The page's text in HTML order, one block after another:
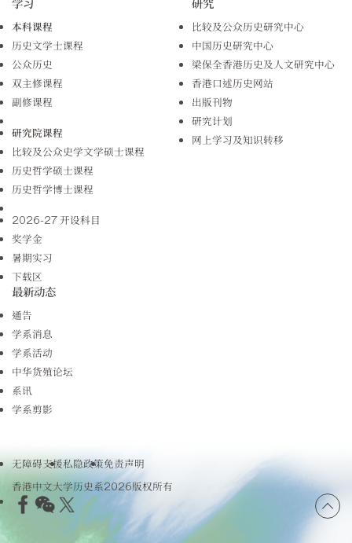
本科课程
历史文学士课程
公众历史
双主修课程
副修课程
研究院课程
比较及公众史学文学硕士课程
历史哲学硕士课程
历史哲学博士课程
2026-27 开设科目
奖学金
暑期实习
下载区
比较及公众历史研究中心
中国历史研究中心
梁保全香港历史及人文研究中心
香港口述历史网站
出版刊物
研究计划
网上学习及知识转移
最新动态
通告
学系消息
学系活动
中华货殖论坛
系讯
学系剪影
无障碍支援私隐政策免责声明
香港中文大学历史系2026版权所有